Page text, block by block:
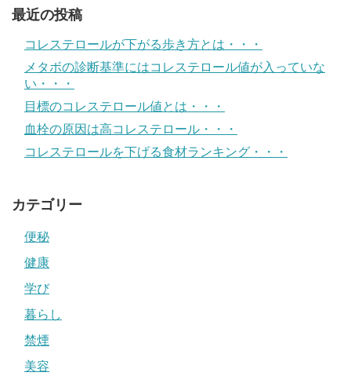
最近の投稿
コレステロールが下がる歩き方とは・・・
メタボの診断基準にはコレステロール値が入っていな
い・・・
目標のコレステロール値とは・・・
血栓の原因は高コレステロール・・・
コレステロールを下げる食材ランキング・・・
カテゴリー
便秘
健康
学び
暮らし
禁煙
美容